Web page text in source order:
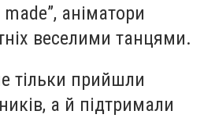
аніматори
веселими танцями.
тільки прийшли
а й підтримали